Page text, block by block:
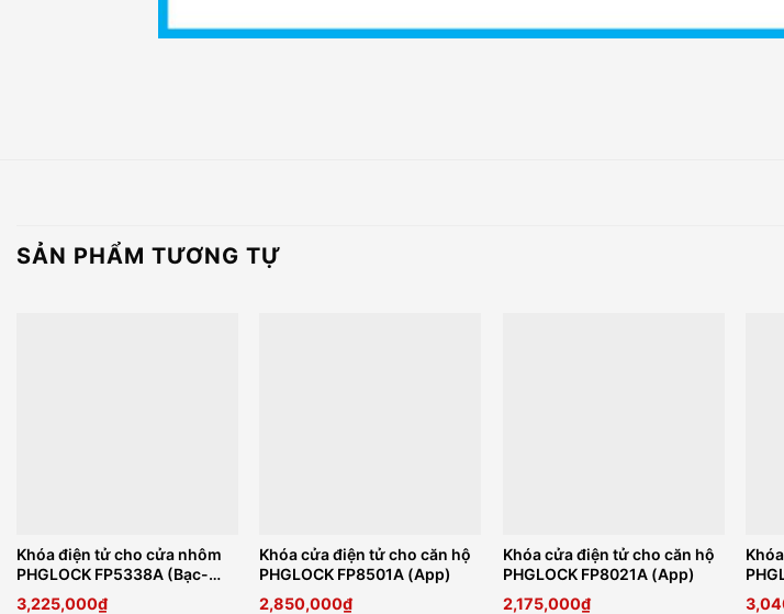
SẢN PHẨM TƯƠNG TỰ
Khóa điện tử cho cửa nhôm
PHGLOCK FP5338A (Bạc-
App)
3,225,000₫
Khóa cửa điện tử cho căn hộ
PHGLOCK FP8501A (App)
2,850,000₫
Khóa cửa điện tử cho căn hộ
PHGLOCK FP8021A (App)
2,175,000₫